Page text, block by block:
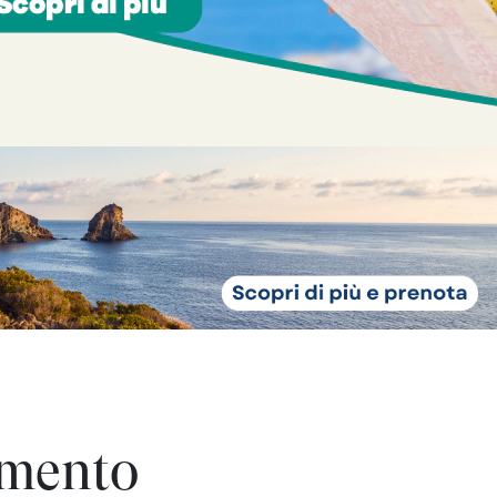
toscani
delle Isole Eolie